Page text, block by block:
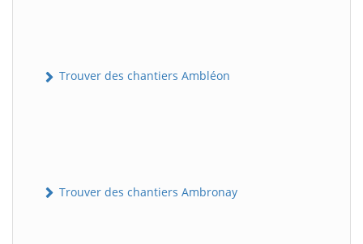
Trouver des chantiers Ambléon
Trouver des chantiers Ambronay